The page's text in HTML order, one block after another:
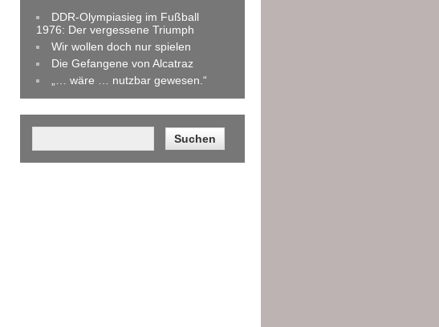
DDR-Olympiasieg im Fußball
1976: Der vergessene Triumph
Wir wollen doch nur spielen
Die Gefangene von Alcatraz
„… wäre … nutzbar gewesen.“